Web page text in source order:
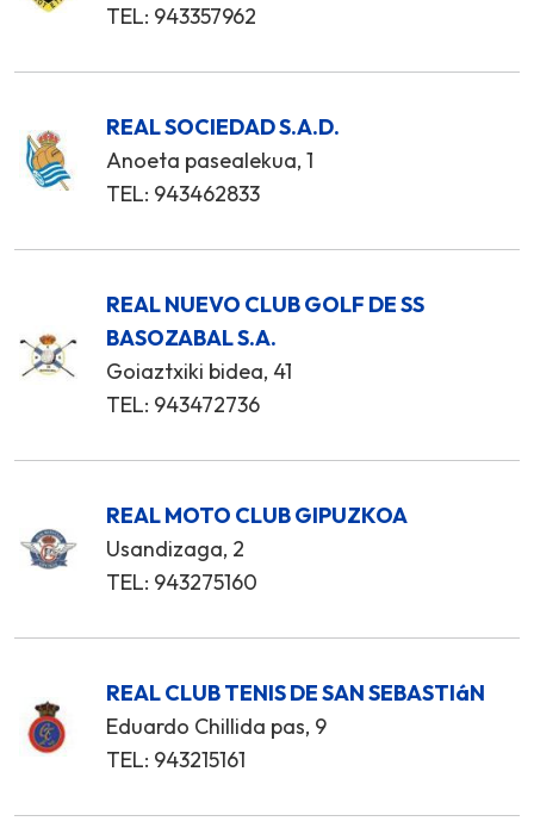
TEL: 943357962
REAL SOCIEDAD S.A.D.
Anoeta pasealekua, 1
TEL: 943462833
REAL NUEVO CLUB GOLF DE SS
BASOZABAL S.A.
Goiaztxiki bidea, 41
TEL: 943472736
REAL MOTO CLUB GIPUZKOA
Usandizaga, 2
TEL: 943275160
REAL CLUB TENIS DE SAN SEBASTIáN
Eduardo Chillida pas, 9
TEL: 943215161